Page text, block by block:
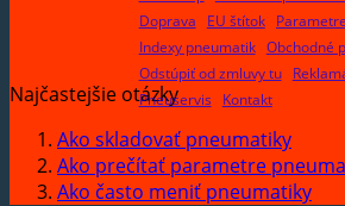
Doprava
EU štítok
Indexy pneumatik Obchodné
Odstúpiť od zmluvy tu
Pneuservis
Kontakt
Najčastejšie otázky
Ako skladovať pneumatiky
Ako prečítať parametre
Ako často meniť pneumatiky